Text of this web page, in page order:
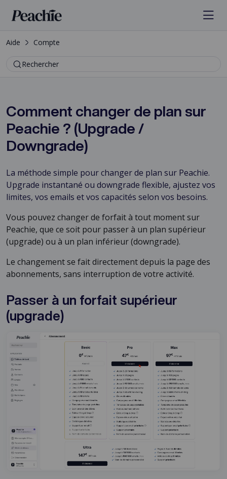
Aide Compte
Rechercher
Comment changer de plan sur
Peachie ? (Upgrade /
Downgrade)
La méthode simple pour changer de plan sur Peachie.
Upgrade instantané ou downgrade flexible, ajustez vos
limites, vos emails et vos capacités selon vos besoins.
Vous pouvez changer de forfait à tout moment sur
Peachie, que ce soit pour passer à un plan supérieur
(upgrade) ou à un plan inférieur (downgrade).
Le changement se fait directement depuis la page des
abonnements, sans interruption de votre activité.
Passer à un forfait supérieur
(upgrade)